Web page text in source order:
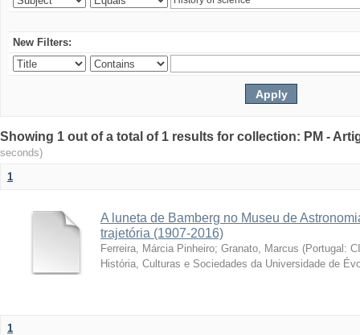
New Filters:
Showing 1 out of a total of 1 results for collection: PM -
seconds)
1
A luneta de Bamberg no Museu de
trajetória (1907-2016)
Ferreira, Márcia Pinheiro; Granato, Marcus (Portugal:
História, Culturas e Sociedades da Universidade de
1